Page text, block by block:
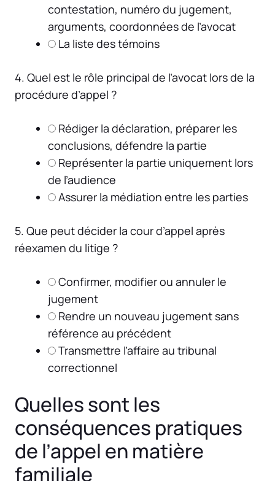
contestation, numéro du jugement,
arguments, coordonnées de l’avocat
La liste des témoins
4. Quel est le rôle principal de l’avocat lors de la
procédure d’appel ?
Rédiger la déclaration, préparer les
conclusions, défendre la partie
Représenter la partie uniquement lors
de l’audience
Assurer la médiation entre les parties
5. Que peut décider la cour d’appel après
réexamen du litige ?
Confirmer, modifier ou annuler le
jugement
Rendre un nouveau jugement sans
référence au précédent
Transmettre l’affaire au tribunal
correctionnel
Quelles sont les
conséquences pratiques
de l’appel en matière
familiale